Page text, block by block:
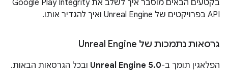
בקטעים הבאים מוסבר איך לשלב את Google Play Integrity
API בפרויקטים של Unreal Engine ואיך להגדיר אותו.
גרסאות נתמכות של Unreal Engine
הפלאגין תומך ב-Unreal Engine 5.0 ובכל הגרסאות הבאות.